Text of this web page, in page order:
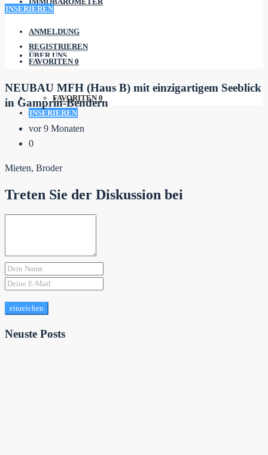
ÜBER UNS
FAVORITEN 0
INSERIEREN
INSERIEREN
ANMELDUNG
REGISTRIEREN
FAVORITEN 0
NEUBAU MFH (Haus B) mit einzigartigem Seeblick
in Gamprin-Bendern
vor 9 Monaten
0
Mieten, Broder
Treten Sie der Diskussion bei
einreichen
Neuste Posts